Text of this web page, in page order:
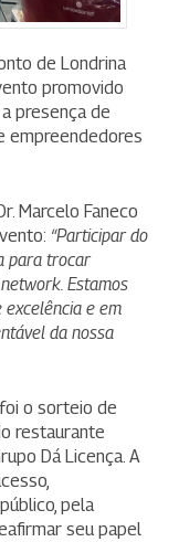
de Londrina
promovido
presença de
empreendedores
Marcelo Faneco
“Participar do
para trocar
Estamos
e em
da nossa
o sorteio de
restaurante
Dá Licença. A
pela
seu papel